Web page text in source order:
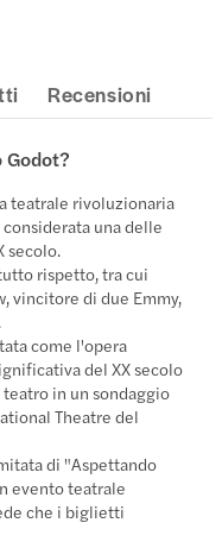
Recensioni
Godot?
teatrale rivoluzionaria
una delle
secolo.
rispetto, tra cui
vincitore di due Emmy,
come l'opera
del XX secolo
in un sondaggio
Theatre del
di "Aspettando
evento teatrale
che i biglietti